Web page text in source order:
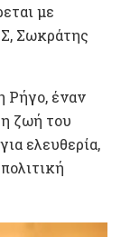
με
Σωκράτης
Ρήγο, έναν
ζωή του
ελευθερία,